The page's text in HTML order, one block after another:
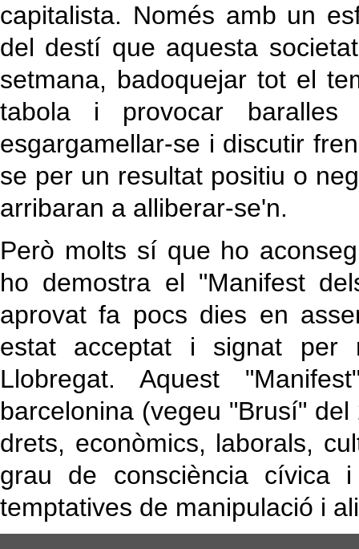
capitalista. Només amb un
del destí que aquesta
setmana, badoquejar tot el
tabola i provocar
esgargamellar-se i discutir
se per un resultat positiu o
arribaran a alliberar-se'n.
Però molts sí que ho
ho demostra el "Manifest
aprovat fa pocs dies en
estat acceptat i signat per
Llobregat. Aquest
barcelonina (vegeu "Brusí"
drets, econòmics, laborals,
grau de consciència cívica
temptatives de manipulació i